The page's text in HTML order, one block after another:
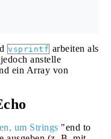
vsprintf arbeiten als
anstelle
ein Array von
um Strings "end to